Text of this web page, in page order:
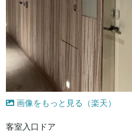
画像をもっと見る（楽天）
客室入口ドア